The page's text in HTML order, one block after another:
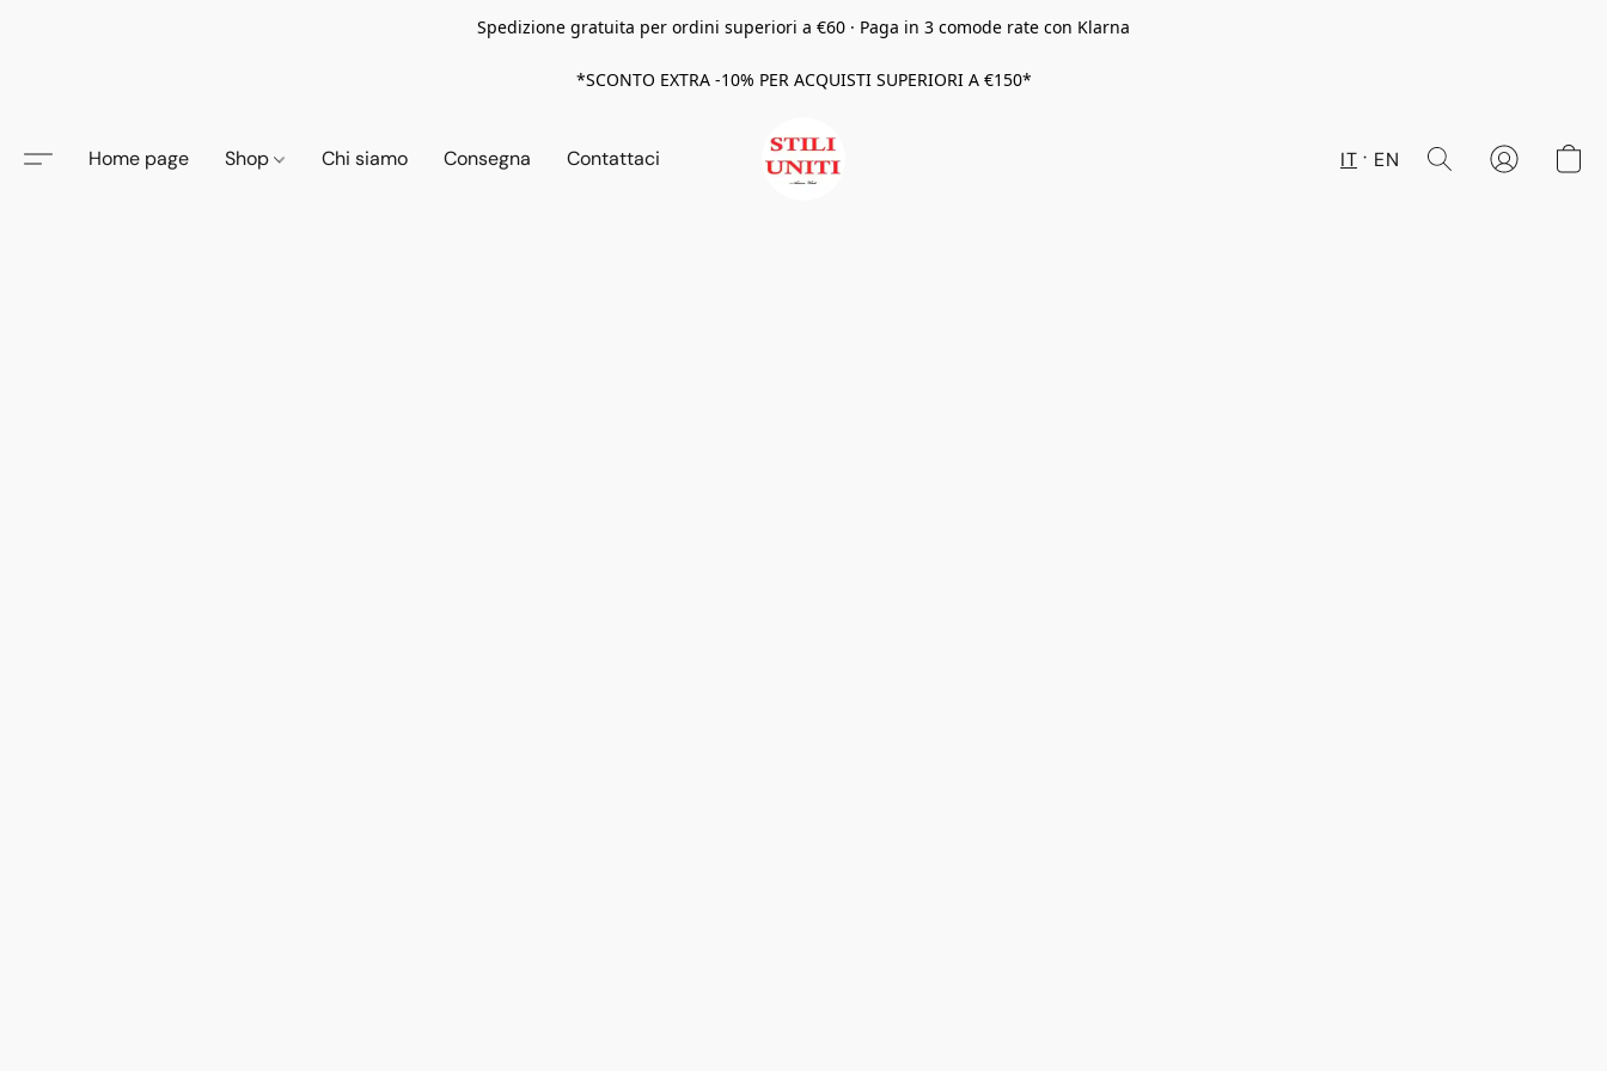
Spedizione gratuita per ordini superiori a €60 · Paga in 3 comode rate con Klarna
*SCONTO EXTRA -10% PER ACQUISTI SUPERIORI A €150*
Home page Shop Chi siamo Consegna Contattaci IT EN